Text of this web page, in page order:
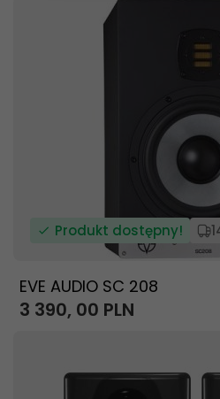
Produkt dostępny!
EVE AUDIO SC 208
3 390, 00 PLN